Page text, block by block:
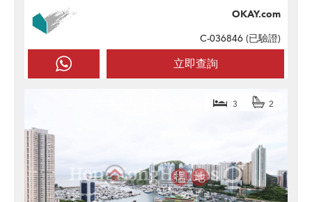
立即查詢
OKAY.com
C-036846 (已驗證)
3 2